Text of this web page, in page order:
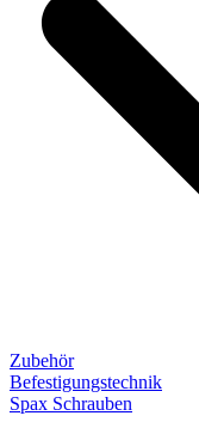
Zubehör
Befestigungstechnik
Spax Schrauben